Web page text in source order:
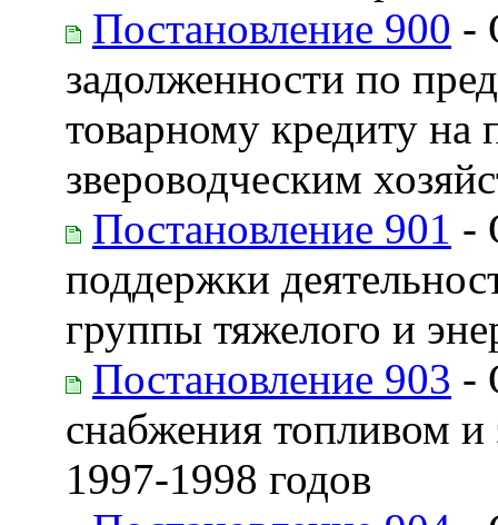
Постановление 900 -
задолженности по
товарному кредиту
звероводческим
Постановление 901 -
поддержки
группы тяжелого и
Постановление 903 -
снабжения топливом
1997-1998 годов